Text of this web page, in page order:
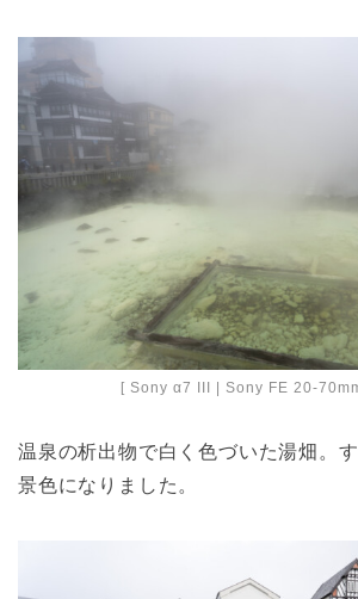
[ Sony α7 III | Sony FE 20-
温泉の析出物で白く色づいた湯畑。
景色になりました。